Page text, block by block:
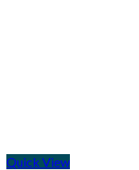
Quick View